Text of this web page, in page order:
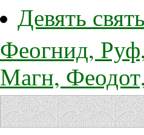
Девять
Феогнид,
Магн,